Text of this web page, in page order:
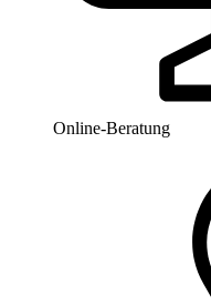
Online-Beratung